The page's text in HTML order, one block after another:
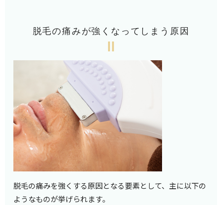
脱毛の痛みが強くなってしまう原因
脱毛の痛みを強くする原因となる要素として、主に以下の
ようなものが挙げられます。